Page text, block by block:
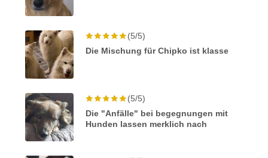
(5/5)
Die Mischung für Chipko ist klasse
(5/5)
Die "Anfälle" bei begegnungen mit
Hunden lassen merklich nach